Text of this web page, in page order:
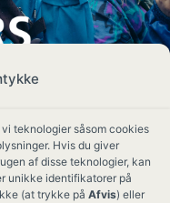
teknologier såsom cookies
Hvis du giver
af disse teknologier, kan
unikke identifikatorer på
(at trykke på Afvis) eller